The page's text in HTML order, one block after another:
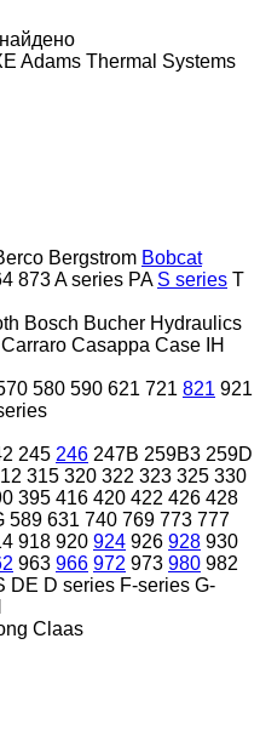
Adams Thermal Systems
Bergstrom Bobcat
873A series PA S series T
Bosch Bucher Hydraulics
Carraro Casappa Case IH
580 590 621 721 821 921
245 246 247B 259B3 259D
315 320 322 323 325 330
395 416 420 422 426 428
589 631 740 769 773 777
918 920 924 926 928 930
963 966 972 973 980 982
DE D series F-series G-
Claas